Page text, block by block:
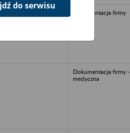
Dokumentacja firmy
Dokumentacja firmy -
medyczna
do serwisu